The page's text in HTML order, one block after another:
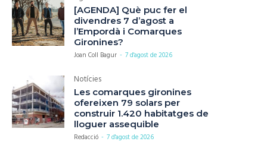
[AGENDA] Què puc fer el
divendres 7 d’agost a
l’Empordà i Comarques
Gironines?
Joan Coll Bagur - 7 d'agost de 2026
Notícies
Les comarques gironines
ofereixen 79 solars per
construir 1.420 habitatges de
lloguer assequible
Redacció - 7 d'agost de 2026